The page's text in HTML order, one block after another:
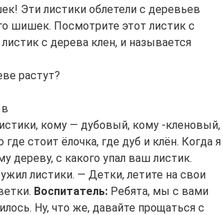
Эти листики облетели с деревьев
шишек. Посмотрите этот листик с
с дерева клен, и называется
растут?
кому — дубовый, кому -кленовый,
стоит ёлочка, где дуб и клён. Когда я
с какого упал ваш листик.
листики. — Детки, летите на свои
Воспитатель: Ребята, мы с вами
Ну, что же, давайте прощаться с